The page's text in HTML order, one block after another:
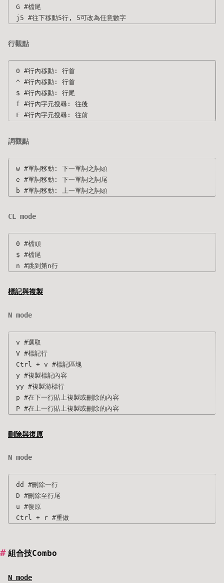
G #檔尾
行觀點
0 #行內移動: 行首
^ #行內移動: 行首
$ #行內移動: 行尾
f #行內字元搜尋: 往後
詞觀點
w #單詞移動: 下一單詞之詞頭
e #單詞移動: 下一單詞之詞尾
CL mode
0 #檔頭
$ #檔尾
標記與複製
N mode
v #選取
V #標記行
Ctrl + v #標記區塊
y #複製標記內容
yy #複製游標行
p #在下一行貼上複製或刪除的內容
刪除與復原
N mode
dd #刪除一行
D #刪除至行尾
u #復原
組合技Combo
N mode